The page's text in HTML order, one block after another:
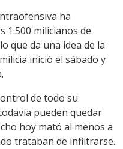
ha
1.500 milicianos de
que da una idea de la
inició el sábado y
de todo su
pueden quedar
hoy mató al menos a
trataban de infiltrarse.